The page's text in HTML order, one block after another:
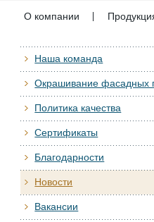
О компании
Наша команда
Окрашивание фасадных
Политика качества
Сертификаты
Благодарности
Новости
Вакансии